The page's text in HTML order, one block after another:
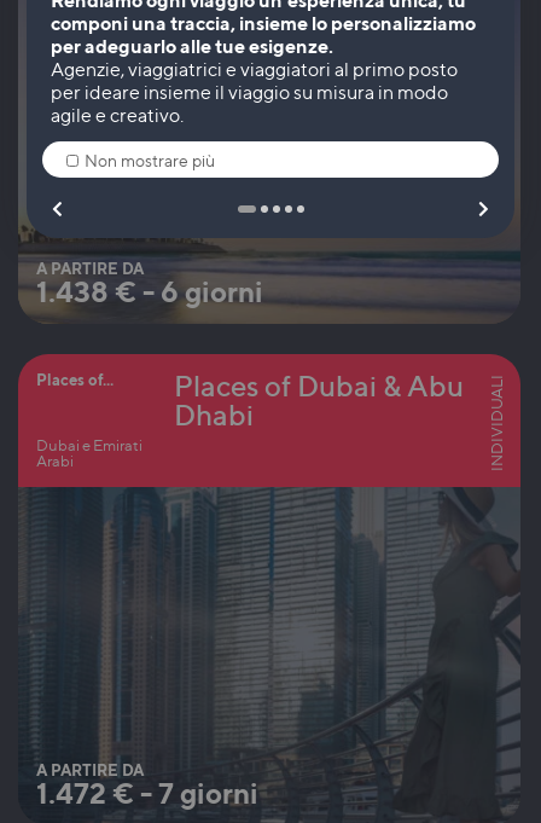
A PARTIRE DA
1.438 € - 6 giorni
Places of...
Dubai e Emirati
Arabi
Places of Dubai & Abu
Dhabi
INDIVIDUALI
A PARTIRE DA
1.472 € -7 giorni
componi una traccia, insieme lo personalizziamo
per adeguarlo alle tue esigenze.
Non mostrare più